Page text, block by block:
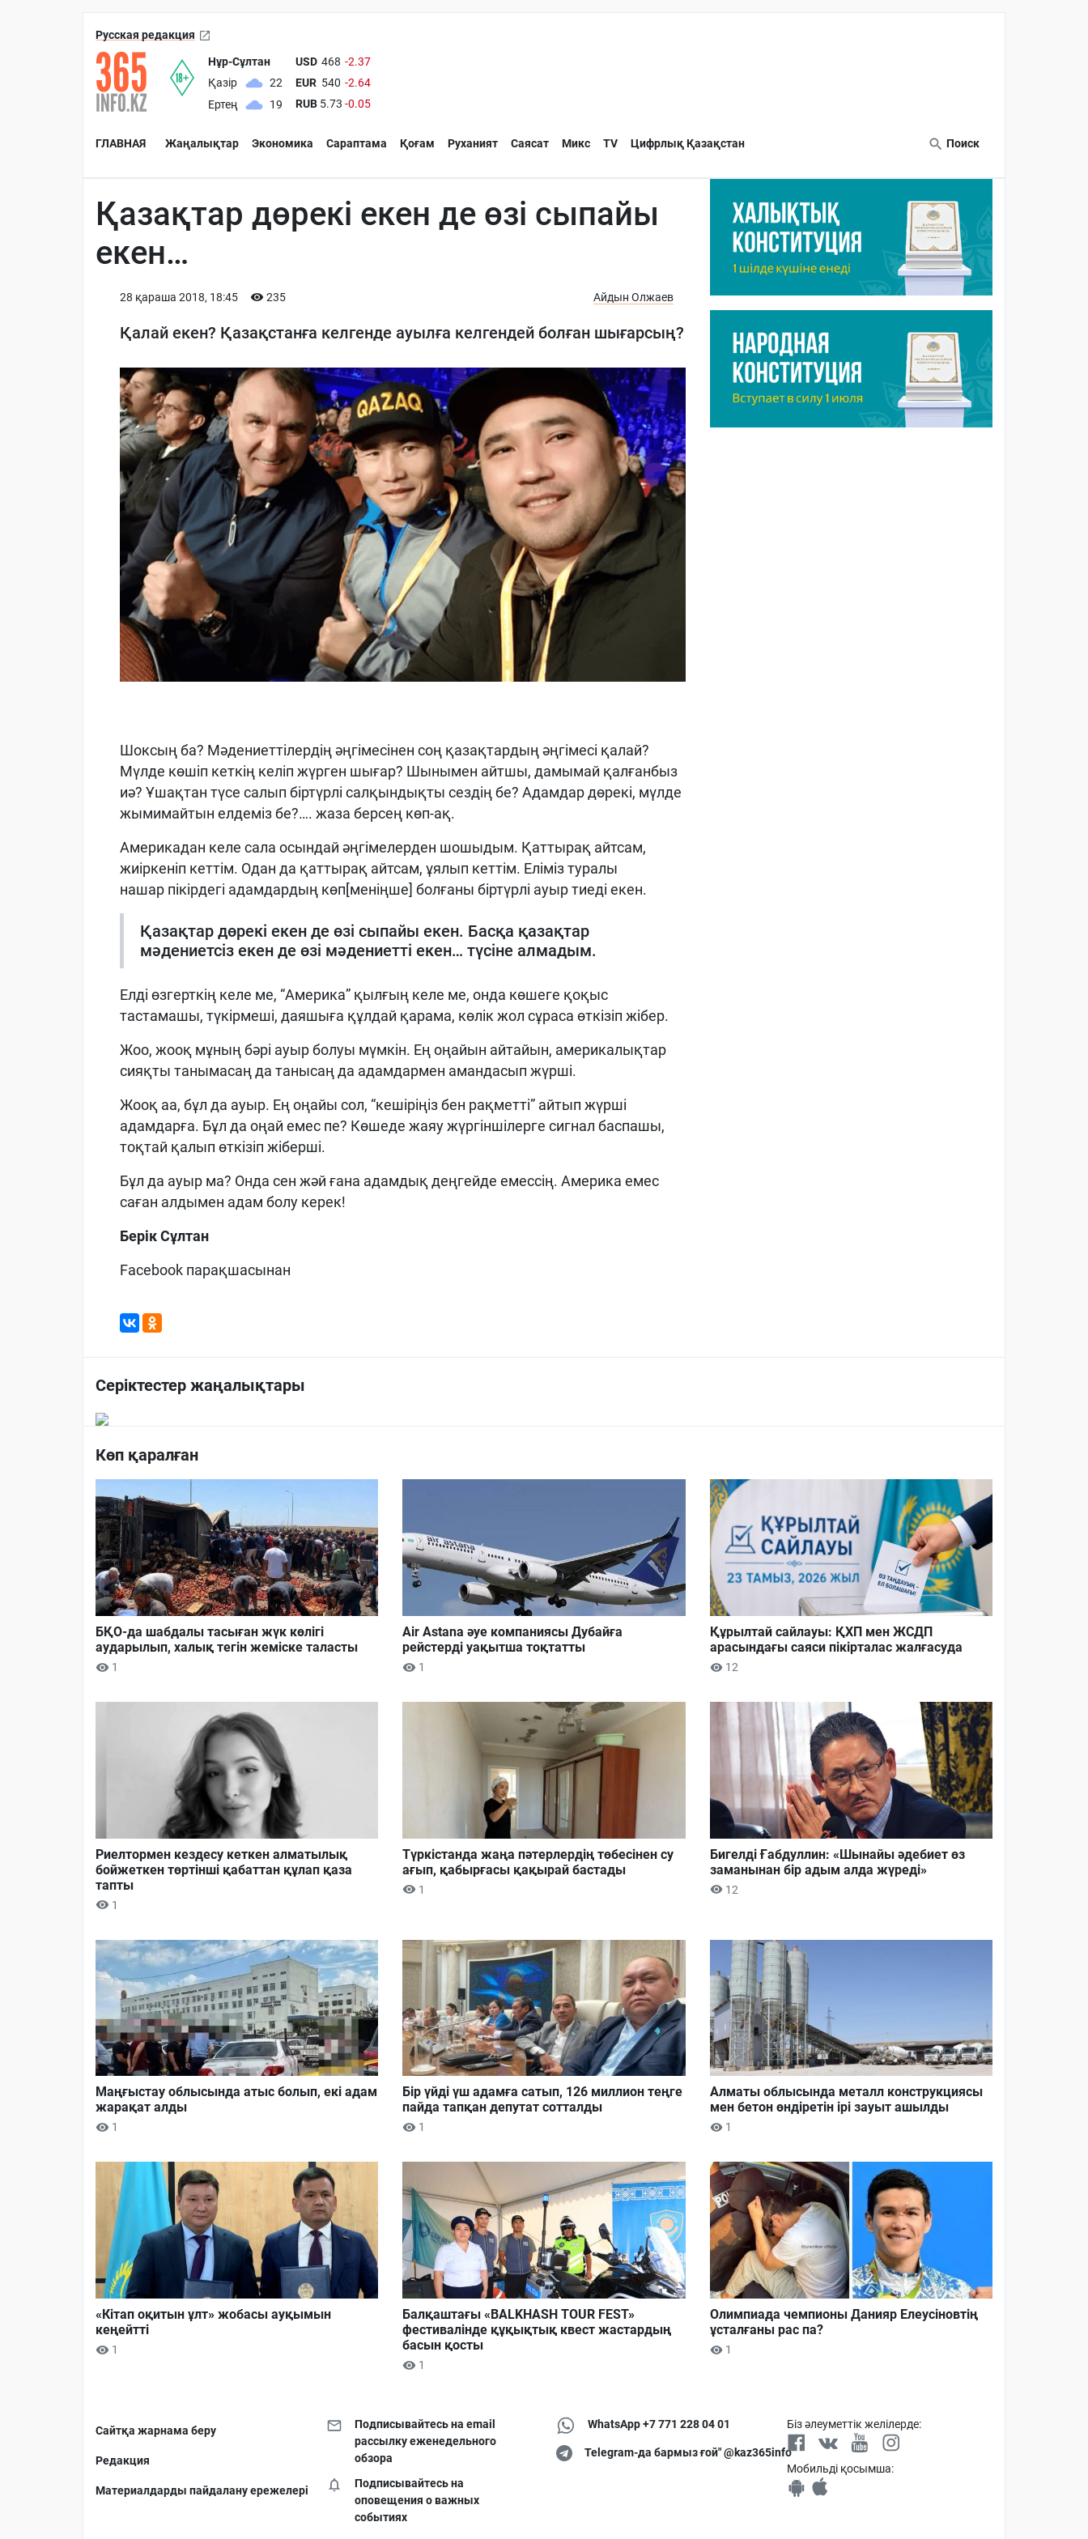
Русская редакция
Нұр-Сұлтан
Қазір
22
Ертең
19
USD 468 -2.37
EUR 540 -2.64
RUB 5.73 -0.05
ГЛАВНАЯ Жаңалықтар Экономика Сараптама Қоғам Руханият Саясат Микс TV Цифрлық Қазақстан Поиск
Қазақтар дөрекі екен де өзі сыпайы
екен…
28 қараша 2018, 18:45 235 Айдын Олжаев
Қалай екен? Қазақстанға келгенде ауылға келгендей болған шығарсың?
Шоксың ба? Мәдениеттілердің әңгімесінен соң қазақтардың әңгімесі қалай?
Мүлде көшіп кеткің келіп жүрген шығар? Шынымен айтшы, дамымай қалғанбыз
иә? Ұшақтан түсе салып біртүрлі салқындықты сездің бе? Адамдар дөрекі, мүлде
жымимайтын елдеміз бе?…. жаза берсең көп-ақ.
Америкадан келе сала осындай әңгімелерден шошыдым. Қаттырақ айтсам,
жиіркеніп кеттім. Одан да қаттырақ айтсам, ұялып кеттім. Еліміз туралы
нашар пікірдегі адамдардың көп[меніңше] болғаны біртүрлі ауыр тиеді екен.
Қазақтар дөрекі екен де өзі сыпайы екен. Басқа қазақтар
мәдениетсіз екен де өзі мәдениетті екен… түсіне алмадым.
Елді өзгерткің келе ме, “Америка” қылғың келе ме, онда көшеге қоқыс
тастамашы, түкірмеші, даяшыға құлдай қарама, көлік жол сұраса өткізіп жібер.
Жоо, жооқ мұның бәрі ауыр болуы мүмкін. Ең оңайын айтайын, америкалықтар
сияқты танымасаң да танысаң да адамдармен амандасып жүрші.
Жооқ аа, бұл да ауыр. Ең оңайы сол, “кешіріңіз бен рақметті” айтып жүрші
адамдарға. Бұл да оңай емес пе? Көшеде жаяу жүргіншілерге сигнал баспашы,
тоқтай қалып өткізіп жіберші.
Бұл да ауыр ма? Онда сен жәй ғана адамдық деңгейде емессің. Америка емес
саған алдымен адам болу керек!
Берік Сұлтан
Facebook парақшасынан
Серіктестер жаңалықтары
Көп қаралған
БҚО-да шабдалы тасыған жүк көлігі
аударылып, халық тегін жеміске таласты
1
Air Astana әуе компаниясы Дубайға
рейстерді уақытша тоқтатты
1
Құрылтай сайлауы: ҚХП мен ЖСДП
арасындағы саяси пікірталас жалғасуда
12
Риелтормен кездесу кеткен алматылық
бойжеткен төртінші қабаттан құлап қаза
тапты
1
Түркістанда жаңа пәтерлердің төбесінен су
ағып, қабырғасы қақырай бастады
1
Бигелді Ғабдуллин: «Шынайы әдебиет өз
заманынан бір адым алда жүреді»
12
Маңғыстау облысында атыс болып, екі адам
жарақат алды
1
Бір үйді үш адамға сатып, 126 миллион теңге
пайда тапқан депутат сотталды
1
Алматы облысында металл конструкциясы
мен бетон өндіретін ірі зауыт ашылды
1
«Кітап оқитын ұлт» жобасы ауқымын
кеңейтті
1
Балқаштағы «BALKHASH TOUR FEST»
фестивалінде құқықтық квест жастардың
басын қосты
1
Олимпиада чемпионы Данияр Елеусіновтің
ұсталғаны рас па?
1
Сайтқа жарнама беру
Редакция
Материалдарды пайдалану ережелері
Подписывайтесь на email
рассылку еженедельного
обзора
Подписывайтесь на
оповещения о важных
событиях
WhatsApp +7 771 228 04 01
Telegram-да бармыз ғой" @kaz365info
Біз әлеуметтік желілерде:
Мобильді қосымша: